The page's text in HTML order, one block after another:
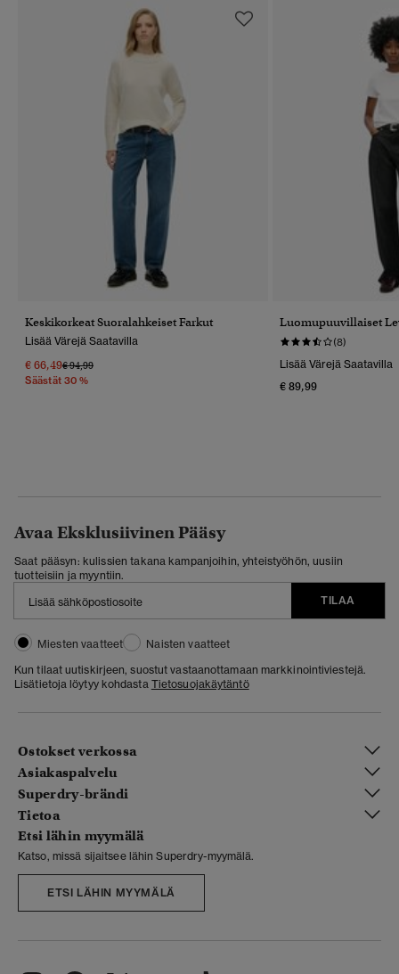
Keskikorkeat Suoralahkeiset Farkut
Lisää Värejä Saatavilla
€ 66,49Hinta Alennettu Hinnasta
€ 94,99Hintaan
Säästät 30 %
Luomupuuvillaiset
(8)
Lisää Värejä Saatavilla
€ 89,99
Avaa Eksklusiivinen Pääsy
Saat pääsyn: kulissien takana kampanjoihin, yhteistyöhön, uusiin
tuotteisiin ja myyntiin.
TILAA
Miesten vaatteet
Naisten vaatteet
Kun tilaat uutiskirjeen, suostut vastaanottamaan markkinointiviestejä.
Lisätietoja löytyy kohdasta Tietosuojakäytäntö
Ostokset verkossa
Asiakaspalvelu
Superdry-brändi
Tietoa
Etsi lähin myymälä
Katso, missä sijaitsee lähin Superdry-myymälä.
ETSI LÄHIN MYYMÄLÄ